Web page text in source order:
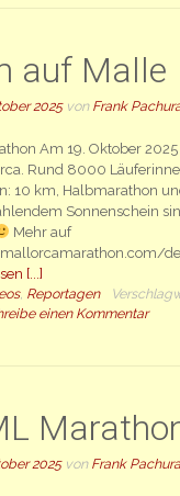
auf Malle
2025von Frank
Am 19. Oktober
Rund 8000
10 km, Halbmarathon
Sonnenschein
Mehr auf
[...]
, Reportagen
einen Kommentar
2025von Frank Pachura